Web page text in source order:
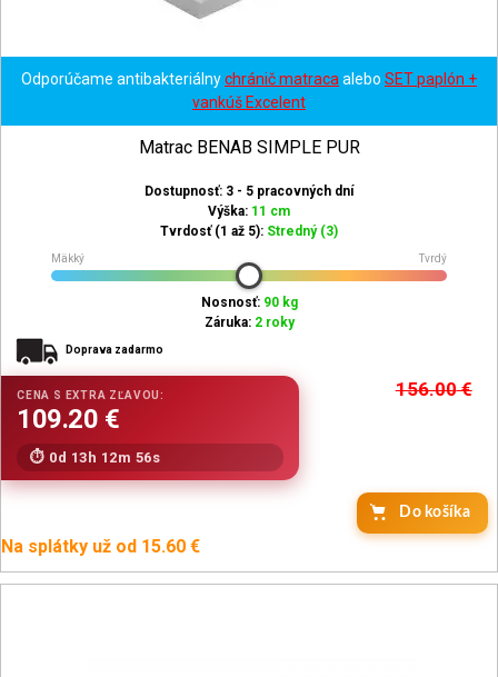
Odporúčame antibakteriálnychránič matraca alebo SET paplón +
vankúš Excelent
Matrac BENAB SIMPLE PUR
Dostupnosť: 3 - 5 pracovných dní
Výška: 11 cm
Tvrdosť (1 až 5): Stredný (3)
Mäkký Tvrdý
Nosnosť: 90 kg
Záruka: 2 roky
Doprava zadarmo
156.00€
0d 13h 12m 54s
Do košíka
Na splátky už od 15.60 €